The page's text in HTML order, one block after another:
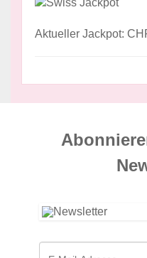
Aktueller Jackpot: